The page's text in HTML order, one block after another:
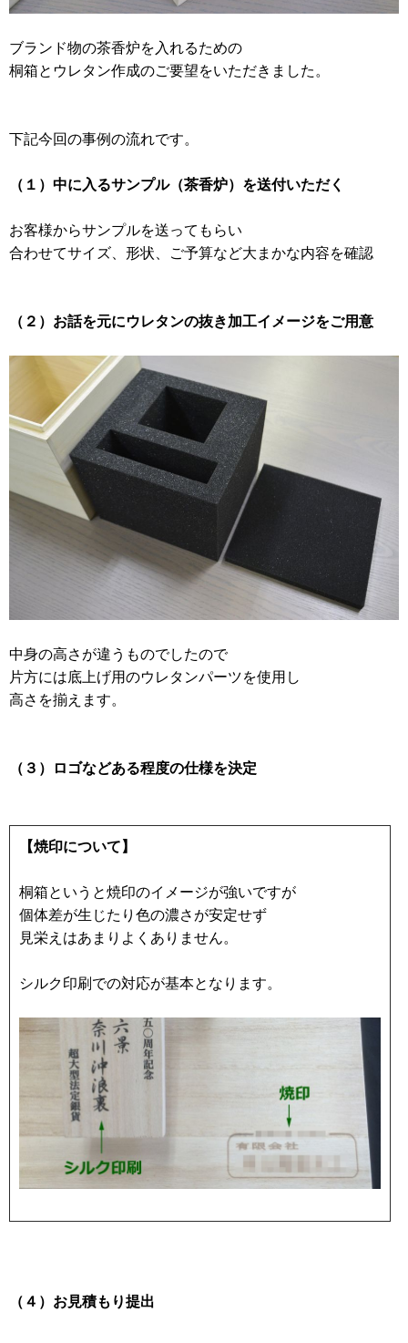
ブランド物の茶香炉を入れるための
桐箱とウレタン作成のご要望をいただきました。
下記今回の事例の流れです。
（１）中に入るサンプル（茶香炉）を送付いただく
お客様からサンプルを送ってもらい
合わせてサイズ、形状、ご予算など大まかな内容を確認
（２）お話を元にウレタンの抜き加工イメージをご用意
中身の高さが違うものでしたので
片方には底上げ用のウレタンパーツを使用し
高さを揃えます。
（３）ロゴなどある程度の仕様を決定
【焼印について】
桐箱というと焼印のイメージが強いですが
個体差が生じたり色の濃さが安定せず
見栄えはあまりよくありません。
シルク印刷での対応が基本となります。
（４）お見積もり提出